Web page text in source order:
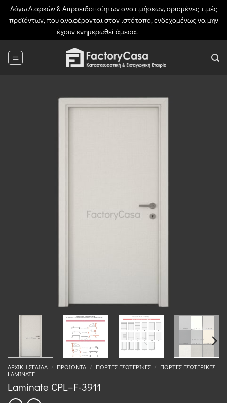
Λόγω Διαρκών & Απροειδοποίητων ανατιμήσεων, ορισμένες τιμές
προϊόντων, που αναφέρονται στον ιστότοπο, ενδεχομένως να μην
έχουν ενημερωθεί άμεσα.
ΑΡΧΙΚΉ ΣΕΛΊΔΑ / ΠΡΟΪΌΝΤΑ / ΠΌΡΤΕΣ ΕΣΩΤΕΡΙΚΈΣ / ΠΌΡΤΕΣ ΕΣΩΤΕΡΙΚΈΣ
LAMINATE
Laminate CPL–F-3911